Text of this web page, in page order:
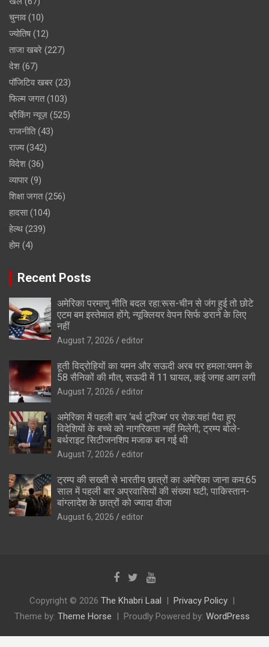
चुनाव(10)
ज्योतिष(12)
ताजा खबरे (227)
देश (67)
पॉजिटिव खबर (23)
फिल्म जगत(103)
ब्रैकिंग न्यूज़ (525)
राजनीति(43)
राज्य(342)
विदेश (36)
व्यापार (9)
शिक्षा जगत(256)
हादसा(104)
हेल्थ (239)
होम (4)
Recent Posts
अमेरिका परमाणु नीति बदल रहा:रूस-चीन से जंग हुई तो छोटे
एटम बम इस्तेमाल होंगे; न्यूक्लियर वेपन सिर्फ डराने के लिए
नहीं
August 7, 2026 editor
हूती विद्रोहियों का यमन और सऊदी अरब पर हमला:यमन के
58 सैनिकों की मौत, सऊदी में 11 घायल, कई जगह आग लगी
August 7, 2026 editor
अमेरिका में पहली बार ‘बर्थ टूरिज्म’ पर रोक:यहां पैदा हुए
विदेशियों के बच्चे को नागरिकता नहीं मिलेगी; ट्रम्प बोले-
बर्थराइट सिटीजनशिप मजाक बन गई थी
August 7, 2026 editor
ट्रम्प की सख्ती से भारतीय छात्रों का अमेरिका जाना कम:65
साल में पहली बार अप्रवासियों की संख्या घटी; पाकिस्तान-
बांग्लादेश के छात्रों को ज्यादा वीजा
August 6, 2026 editor
Copyright © 2026 The Khabri Laal
Privacy Policy
Theme by: Theme Horse Proudly Powered by: WordPress